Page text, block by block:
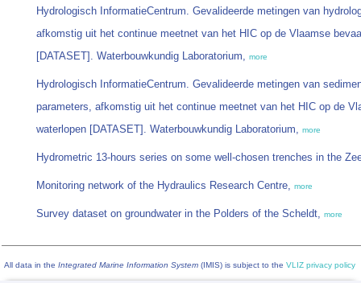
Hydrologisch InformatieCentrum. Gevalideerde metingen van
afkomstig uit het continue meetnet van het HIC op de Vlaamse
[DATASET]. Waterbouwkundig Laboratorium, more
Hydrologisch InformatieCentrum. Gevalideerde metingen van
parameters, afkomstig uit het continue meetnet van het HIC op de
waterlopen [DATASET]. Waterbouwkundig Laboratorium, more
Hydrometric 13-hours series on some well-chosen trenches in the
Monitoring network of the Hydraulics Research Centre, more
Survey dataset on groundwater in the Polders of the Scheldt, more
All data in the Integrated Marine Information System (IMIS) is subject to the VLIZ privacy policy